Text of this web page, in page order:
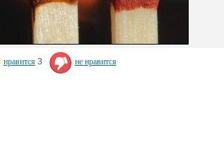
нравится 3 не нравится